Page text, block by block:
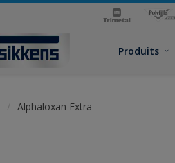
Produits
Alphaloxan Extra